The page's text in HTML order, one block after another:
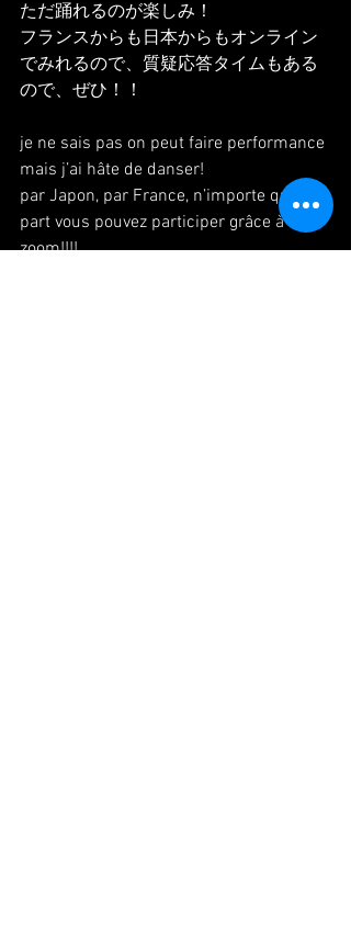
ただ踊れるのが楽しみ！
フランスからも日本からもオンライン
でみれるので、質疑応答タイムもある
ので、ぜひ！！
je ne sais pas on peut faire performance
mais j’ai hâte de danser!
par Japon, par France, n’importe quel
part vous pouvez participer grâce à
zoom!!!!